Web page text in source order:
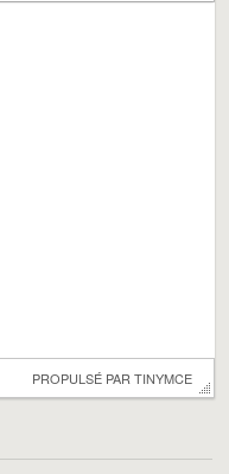
PROPULSÉ PAR TINYMCE